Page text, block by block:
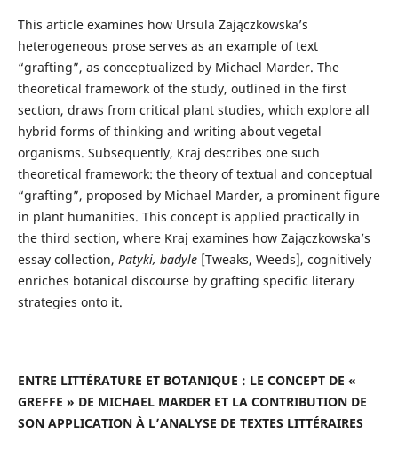
This article examines how Ursula Zajączkowska’s
heterogeneous prose serves as an exam­ple of text
“grafting”, as conceptualized by Michael Marder. The
theoretical framework of the study, outlined in the first
section, draws from critical plant studies, which explore all
hybrid forms of thinking and writing about vegetal
organisms. Subsequently, Kraj describes one such
theoretical framework: the theory of textual and conceptual
“grafting”, proposed by Michael Marder, a prominent figure
in plant humanities. This concept is applied practically in
the third section, where Kraj examines how Zajączkowska’s
essay collection, Patyki, badyle [Tweaks, Weeds], cognitively
enriches botanical discourse by grafting specific literary
strategies onto it.
ENTRE LITTÉRATURE ET BOTANIQUE : LE CONCEPT DE «
GREFFE » DE MICHAEL MARDER ET LA CONTRIBUTION DE
SON APPLICATION À L’ANALYSE DE TEXTES LITTÉRAIRES